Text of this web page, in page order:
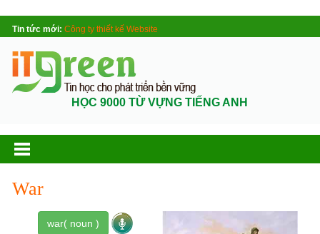
Tin tức mới: Công ty thiết kế Website
HỌC 9000 TỪ VỰNG TIẾNG ANH
War
war( noun )